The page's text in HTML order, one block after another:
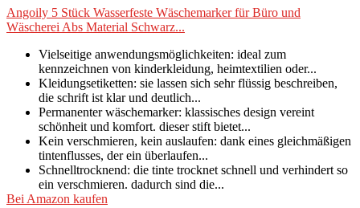
Angoily 5 Stück Wasserfeste Wäschemarker für Büro und
Wäscherei Abs Material Schwarz...
Vielseitige anwendungsmöglichkeiten: ideal zum
kennzeichnen von kinderkleidung, heimtextilien oder...
Kleidungsetiketten: sie lassen sich sehr flüssig beschreiben,
die schrift ist klar und deutlich...
Permanenter wäschemarker: klassisches design vereint
schönheit und komfort. dieser stift bietet...
Kein verschmieren, kein auslaufen: dank eines gleichmäßigen
tintenflusses, der ein überlaufen...
Schnelltrocknend: die tinte trocknet schnell und verhindert so
ein verschmieren. dadurch sind die...
Bei Amazon kaufen